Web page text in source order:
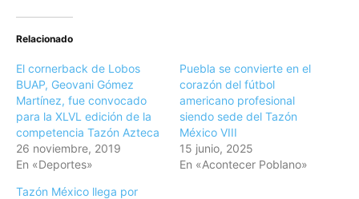
Relacionado
El cornerback de Lobos
BUAP, Geovani Gómez
Martínez, fue convocado
para la XLVL edición de la
competencia Tazón Azteca
26 noviembre, 2019
En «Deportes»
Puebla se convierte en el
corazón del fútbol
americano profesional
siendo sede del Tazón
México VIII
15 junio, 2025
En «Acontecer Poblano»
Tazón México llega por